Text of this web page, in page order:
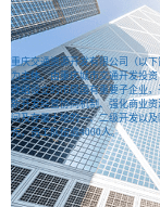
2025-03-11
重庆东站交通
2025-03-06
2025-03-04
重庆交通资源开发有限公司（以
为主体，由重庆城市交通开发投
改组设立的市属国有重要子企业
新开发经营协同机制、强化商业
间及存量土地的一、二级开发以
元，员工队伍逾4000人。